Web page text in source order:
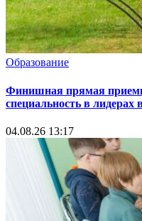
Образование
Финишная прямая
специальность в лидерах
04.08.26 13:17